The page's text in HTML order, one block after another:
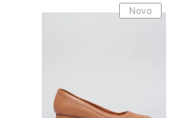
Novo